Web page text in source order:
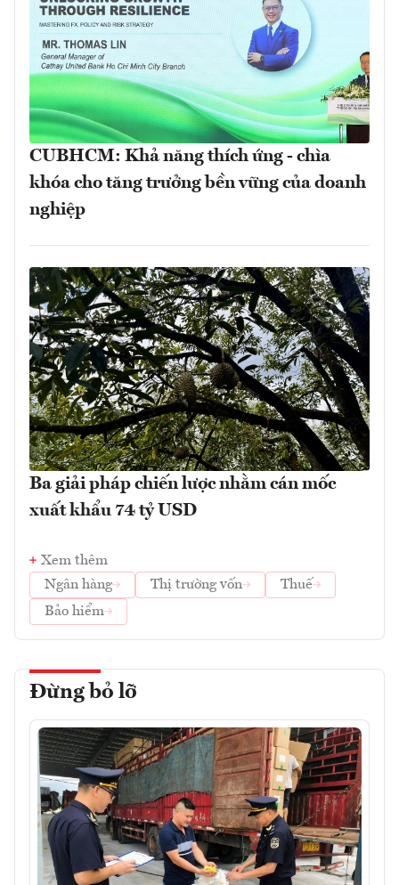
CUBHCM: Khả năng thích ứng - chìa
khóa cho tăng trưởng bền vững của doanh
nghiệp
Ba giải pháp chiến lược nhằm cán mốc
xuất khẩu 74 tỷ USD
Xem thêm
Ngân hàng
Thị trường vốn
Thuế
Bảo hiểm
Đừng bỏ lỡ